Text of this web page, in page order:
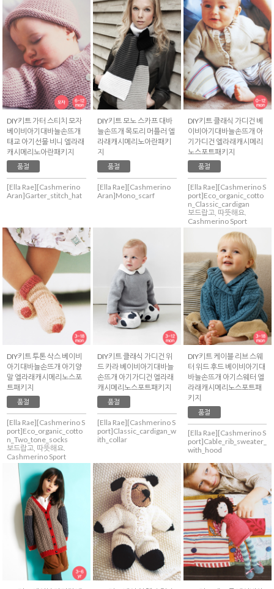
DIY키트 가터 스티치 모자
베이비아기대바늘손뜨개
태교 아기선물 비니 엘라래
캐시메리노아란패키지
품절
[Ella Rae][Cashmerino
Aran]Garter_stitch_hat
DIY키트 모노 스카프 대바
늘손뜨개 목도리 머플러 엘
라래캐시메리노아란패키
지
품절
[Ella Rae][Cashmerino
Aran]Mono_scarf
DIY키트 클래식 가디건 베
이비아기대바늘손뜨개 아
기가디건 엘라래캐시메리
노스포트패키지
품절
[Ella Rae][Cashmerino S
port]Eco_organic_cotto
n_Classic_cardigan
보드랍고, 따뜻해요.
Cashmerino Sport
DIY키트 투톤 삭스 베이비
아기대바늘손뜨개 아기양
말 엘라래캐시메리노스포
트패키지
품절
[Ella Rae][Cashmerino S
port]Eco_organic_cotto
n_Two_tone_socks
보드랍고, 따뜻해요.
Cashmerino Sport
DIY키트 클래식 가디건 위
드 카라 베이비아기대바늘
손뜨개 아기가디건 엘라래
캐시메리노스포트패키지
품절
[Ella Rae][Cashmerino S
port]Classic_cardigan_w
ith_collar
DIY키트 케이블 리브 스웨
터 위드 후드 베이비아기대
바늘손뜨개 아기스웨터 엘
라래캐시메리노스포트패
키지
품절
[Ella Rae][Cashmerino S
port]Cable_rib_sweater_
with_hood